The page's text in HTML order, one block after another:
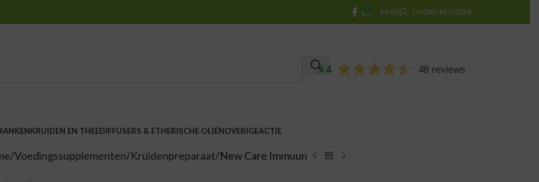
0 €0,00 LOGIN / REGISTER
9.4 48 reviews
KRUIDEN EN THEEDIFFUSERS & ETHERISCHE OLIËNOVERIGEACTIE
Voedingssupplementen Kruidenpreparaat New Care Immuun